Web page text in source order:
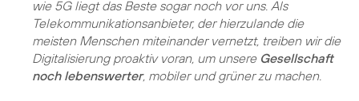
wie 5G liegt das Beste sogar noch vor uns. Als
Telekommunikationsanbieter, der hierzulande die
meisten Menschen miteinander vernetzt, treiben wir die
Digitalisierung proaktiv voran, um unsere Gesellschaft
noch lebenswerter, mobiler und grüner zu machen.